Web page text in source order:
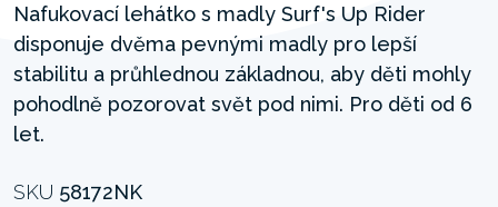
Nafukovací lehátko s madly Surf's Up Rider
disponuje dvěma pevnými madly pro lepší
stabilitu a průhlednou základnou, aby děti mohly
pohodlně pozorovat svět pod nimi. Pro děti od 6
let.
SKU 58172NK